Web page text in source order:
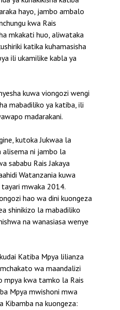
hayo, jambo ambalo
kwa Rais
mkakati huo, aliwataka
katika kuhamasisha
ili ukamilike kabla ya
kuwa viongozi wengi
mabadiliko ya katiba, ili
madarakani.
kutoka Jukwaa la
alisema ni jambo la
sababu Rais Jakaya
Watanzania kuwa
mwaka 2014.
hao wa dini kuongeza
shinikizo la mabadiliko
na wanasiasa wenye
Katiba Mpya lilianza
wa maandalizi
mpya kwa tamko la Rais
Mpya mwishoni mwa
Kibamba na kuongeza: